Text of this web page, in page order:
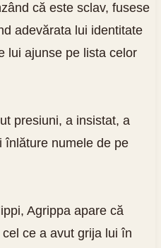
că este sclav, fusese
adevărata lui identitate
lui ajunse pe lista celor
presiuni, a insistat, a
numele de pe
Agrippa apare că
ce a avut grija lui în